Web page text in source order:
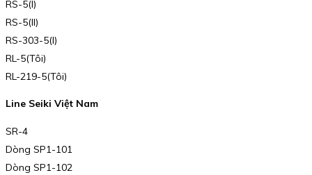
RS-5(I)
RS-5(II)
RS-303-5(I)
RL-5(Tôi)
RL-219-5(Tôi)
Line Seiki Việt Nam
SR-4
Dòng SP1-101
Dòng SP1-102